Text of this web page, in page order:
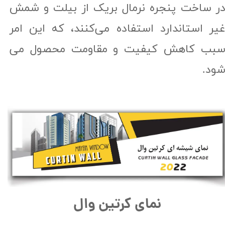
در ساخت پنجره نرمال بریک از بیلت و شمش
غیر استاندارد استفاده می‌کنند، که این امر
سبب کاهش کیفیت و مقاومت محصول می
شود.​​​​​​​
نمای کرتین وال